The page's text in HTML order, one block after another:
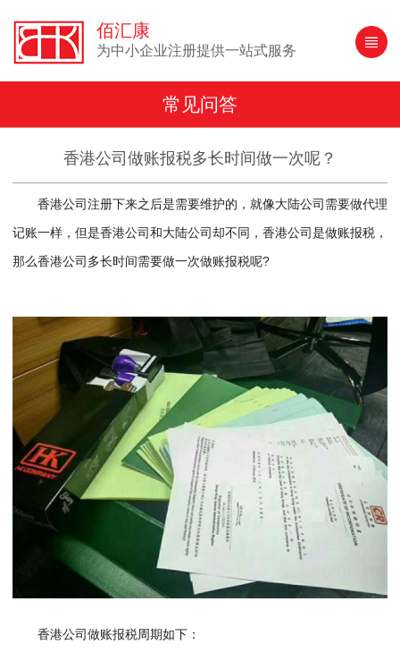
佰汇康
为中小企业注册提供一站式服务
常见问答
香港公司做账报税多长时间做一次呢？
香港公司注册下来之后是需要维护的，就像大陆公司需要做代理
记账一样，但是香港公司和大陆公司却不同，香港公司是做账报税，
那么香港公司多长时间需要做一次做账报税呢?
香港公司做账报税周期如下：